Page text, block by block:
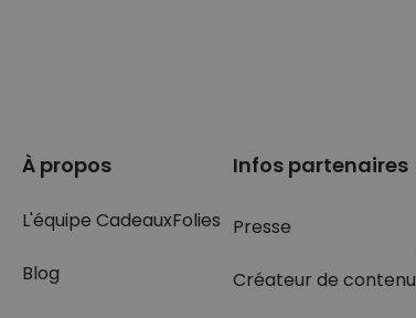
À propos
L'équipe CadeauxFolies
Blog
Infos partenaires
Presse
Créateur de contenu